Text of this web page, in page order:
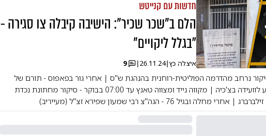
חדשות עם קנייטש
הלם ב"שכר שכיר": הישיבה קיבלה צו סגירה -
"בגלל ליקויים"
איצלה כץ|
26.11.24
|
9
נרחב מהדרמה הפוליטית-רוחנית בהנהגת ש"ס | אחרי גור בפאפוס - תורם של
סערט ויז'ניץ להגיע לוועידה בצ'כיה | מקווה נייד ומצווה טאנץ עד 07:00 בבוקר - סיקור מחתונת נכדת
ובגיל 76 - הגה"צ רבי שמעון שפירא זצ"ל (מעייריב)